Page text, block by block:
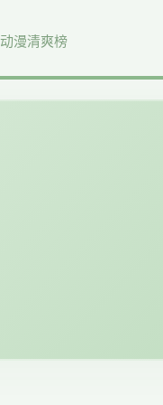
动漫清爽榜